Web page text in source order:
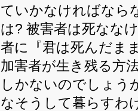
ていかなければなら
は? 被害者は死なな
者に『君は死んだま
加害者が生き残る方
しかないのでしょう
なそうして暮らすわ